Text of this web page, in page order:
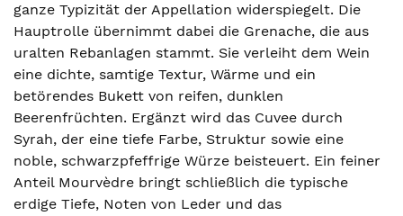
ganze Typizität der Appellation widerspiegelt. Die
Hauptrolle übernimmt dabei die Grenache, die aus
uralten Rebanlagen stammt. Sie verleiht dem Wein
eine dichte, samtige Textur, Wärme und ein
betörendes Bukett von reifen, dunklen
Beerenfrüchten. Ergänzt wird das Cuvee durch
Syrah, der eine tiefe Farbe, Struktur sowie eine
noble, schwarzpfeffrige Würze beisteuert. Ein feiner
Anteil Mourvèdre bringt schließlich die typische
erdige Tiefe, Noten von Leder und das